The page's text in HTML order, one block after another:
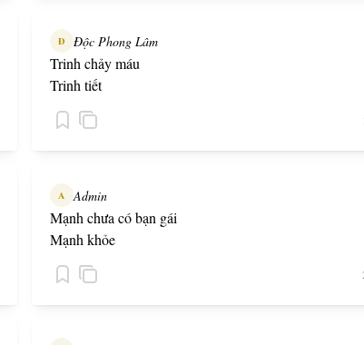
Đ Độc Phong Lâm
Trinh chảy máu
Trinh tiết
A Admin
Mạnh chưa có bạn gái
Mạnh khỏe